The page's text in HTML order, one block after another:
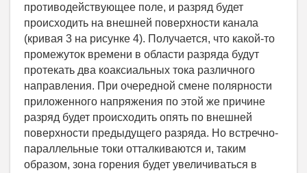
противодействующее поле, и разряд будет
происходить на внешней поверхности канала
(кривая 3 на рисунке 4). Получается, что какой-то
промежуток времени в области разряда будут
протекать два коаксиальных тока различного
направления. При очередной смене полярности
приложенного напряжения по этой же причине
разряд будет происходить опять по внешней
поверхности предыдущего разряда. Но встречно-
параллельные токи отталкиваются и, таким
образом, зона горения будет увеличиваться в